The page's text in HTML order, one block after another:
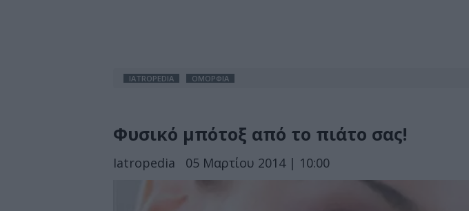
IATROPEDIA ΟΜΟΡΦΙΑ
Φυσικό μπότοξ από το πιάτο σας!
Iatropedia 05 Μαρτίου 2014 | 10:00